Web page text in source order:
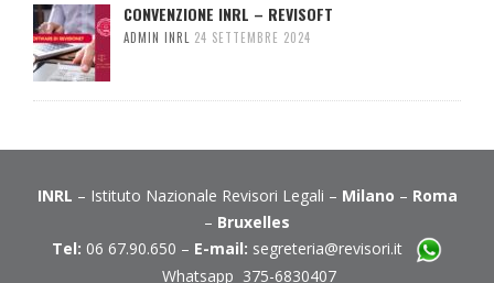
CONVENZIONE INRL – REVISOFT
ADMIN INRL 24 SETTEMBRE 2024
INRL – Istituto Nazionale Revisori Legali – Milano – Roma
– Bruxelles
Tel: 06 67.90.650 – E-mail: segreteria@revisori.it
Whatsapp 375-6830407